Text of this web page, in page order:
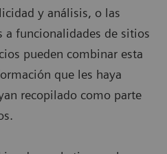
y análisis, o las
a funcionalidades de sitios
pueden combinar esta
que les haya
recopilado como parte